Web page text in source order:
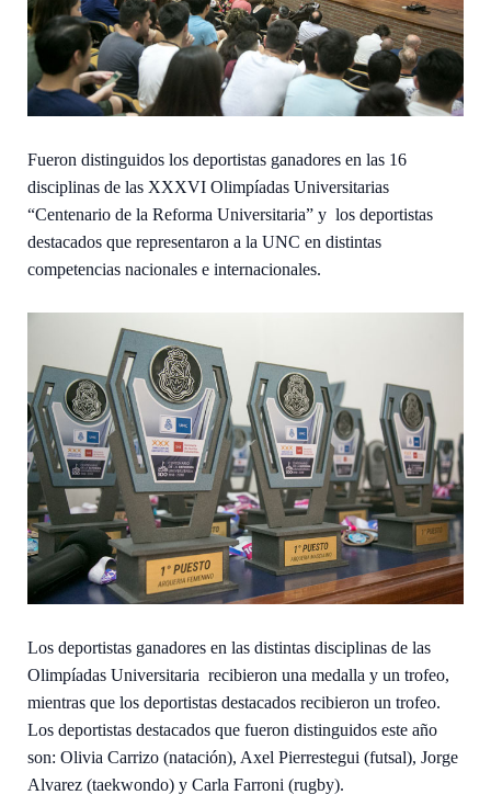
Fueron distinguidos los deportistas ganadores en las 16
disciplinas de las XXXVI Olimpíadas Universitarias
“Centenario de la Reforma Universitaria” y los deportistas
destacados que representaron a la UNC en distintas
competencias nacionales e internacionales.
Los deportistas ganadores en las distintas disciplinas de las
Olimpíadas Universitaria recibieron una medalla y un trofeo,
mientras que los deportistas destacados recibieron un trofeo.
Los deportistas destacados que fueron distinguidos este año
son: Olivia Carrizo (natación), Axel Pierrestegui (futsal), Jorge
Alvarez (taekwondo) y Carla Farroni (rugby).